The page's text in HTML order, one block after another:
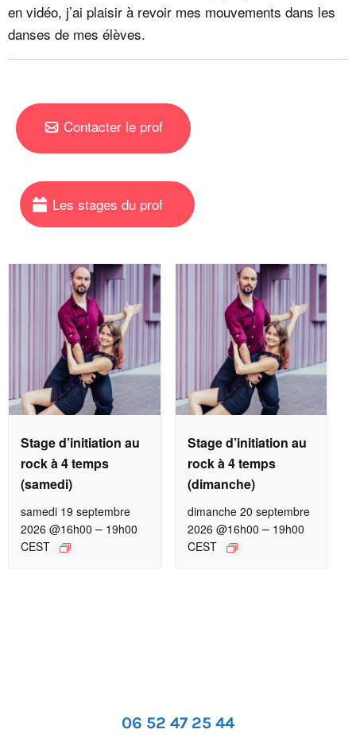
en vidéo, j’ai plaisir à revoir mes mouvements dans les
danses de mes élèves.
Contacter le prof
Stage d’initiation au
rock à 4 temps
(samedi)
samedi 19 septembre
2026 @16h00 – 19h00
CEST
Stage d’initiation au
rock à 4 temps
(dimanche)
dimanche 20 septembre
2026 @16h00 – 19h00
CEST
06 52 47 25 44